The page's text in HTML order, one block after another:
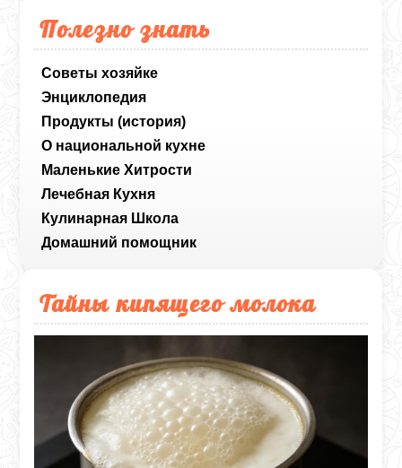
Полезно знать
Советы хозяйке
Энциклопедия
Продукты (история)
О национальной кухне
Маленькие Хитрости
Лечебная Кухня
Кулинарная Школа
Домашний помощник
Тайны кипящего молока